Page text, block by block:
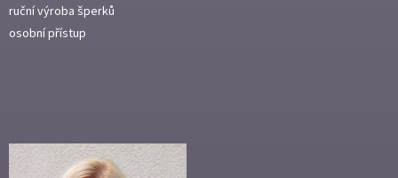
ruční výroba šperků
osobní přístup